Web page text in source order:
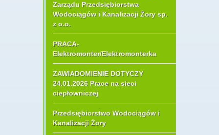
Zarządu Przedsiębiorstwa
Wodociągów i Kanalizacji Żory sp.
z o.o.
PRACA-
Elektromonter/Elektromonterka
ZAWIADOMIENIE DOTYCZY
24.01.2026 Prace na sieci
ciepłowniczej
Przedsiębiorstwo Wodociągów i
Kanalizacji Żory